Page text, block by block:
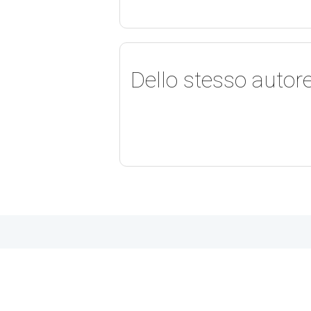
Dello stesso